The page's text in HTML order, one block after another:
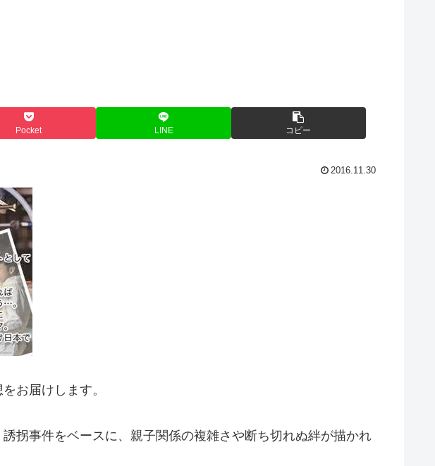
Pocket LINE コピー
2016.11.30
お届けします。
拐事件をベースに、親子関係の複雑さや断ち切れぬ絆が描かれ